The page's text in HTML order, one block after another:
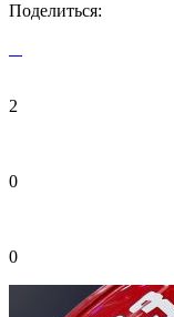
Поделиться:
2
0
0